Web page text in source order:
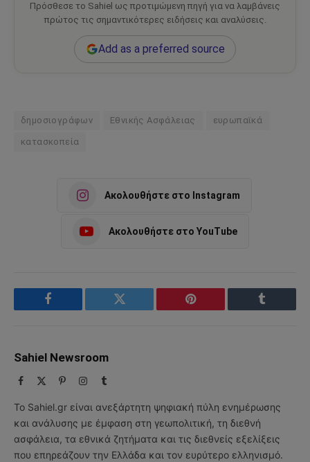
Πρόσθεσε το Sahiel ως προτιμώμενη πηγή για να λαμβάνεις
πρώτος τις σημαντικότερες ειδήσεις και αναλύσεις.
Add as a preferred source
δημοσιογράφων Εθνικής Ασφάλειας ευρωπαϊκά
κατασκοπεία
Ακολουθήστε στο Instagram
Ακολουθήστε στο YouTube
Facebook Twitter Pinterest Tumblr
Sahiel Newsroom
Facebook PinterestInstagram
Tumblr
Το Sahiel.gr είναι ανεξάρτητη ψηφιακή πύλη ενημέρωσης
και ανάλυσης με έμφαση στη γεωπολιτική, τη διεθνή
ασφάλεια, τα εθνικά ζητήματα και τις διεθνείς εξελίξεις
που επηρεάζουν την Ελλάδα και τον ευρύτερο ελληνισμό.